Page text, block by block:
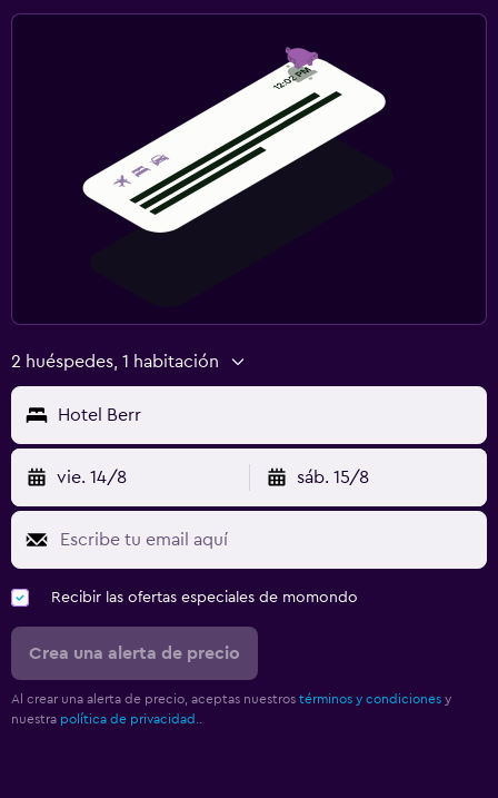
2 huéspedes, 1 habitación
Hotel Berr
vie. 14/8 sáb. 15/8
Recibir las ofertas especiales de momondo
Crea una alerta de precio
Al crear una alerta de precio, aceptas nuestros términos y condiciones y
nuestra política de privacidad.